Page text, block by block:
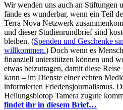
Wir wenden uns auch an Stiftungen
fände es wunderbar, wenn ein Teil
Terra Nova Netzwerk
und dieser Studienrundbrief sind
bleiben. (Spenden und Geschenke
willkommen.) Doch wenn es
finanziell unterstützen können und
etwas beizutragen, damit diese
kann – im Dienste einer echten
informierten Friedensjournalismus.
Heilungsbiotop Tamera zugute
findet ihr in diesem Brief…